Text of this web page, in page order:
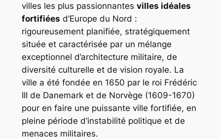
villes les plus passionnantes villes idéales
fortifiées d’Europe du Nord :
rigoureusement planifiée, stratégiquement
située et caractérisée par un mélange
exceptionnel d’architecture militaire, de
diversité culturelle et de vision royale. La
ville a été fondée en 1650 par le roi Frédéric
III de Danemark et de Norvège (1609-1670)
pour en faire une puissante ville fortifiée, en
pleine période d’instabilité politique et de
menaces militaires.